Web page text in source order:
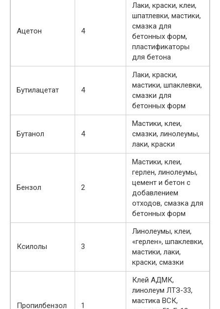
Ацетон 4
Лаки, краски, клеи,
шпатлевки, мастики,
смазка для
бетонных форм,
пластификаторы
для бетона
Бутилацетат 4
Лаки, краски,
мастики, шпаклевки,
смазки для
бетонных форм
Бутанол 4
Мастики, клеи,
смазки, линолеумы,
лаки, краски
Бензол 2
Мастики, клеи,
герлен, линолеумы,
цемент и бетон с
добавлением
отходов, смазка для
бетонных форм
Ксилолы 3
Линолеумы, клеи,
«герлен», шпаклевки,
мастики, лаки,
краски, смазки
Пропилбензол 1
Клей АДМК,
линолеум ЛТЗ-33,
мастика ВСК,